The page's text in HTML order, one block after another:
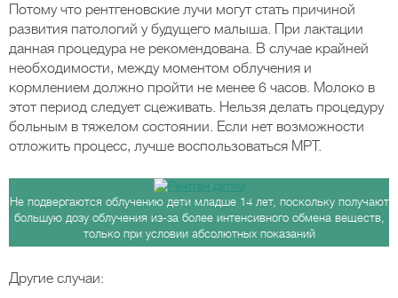
Потому что рентгеновские лучи могут стать причиной
развития патологий у будущего малыша. При лактации
данная процедура не рекомендована. В случае крайней
необходимости, между моментом облучения и
кормлением должно пройти не менее 6 часов. Молоко в
этот период следует сцеживать. Нельзя делать процедуру
больным в тяжелом состоянии. Если нет возможности
отложить процесс, лучше воспользоваться МРТ.
Не подвергаются облучению дети младше 14 лет, поскольку получают
большую дозу облучения из-за более интенсивного обмена веществ,
только при условии абсолютных показаний
Другие случаи: